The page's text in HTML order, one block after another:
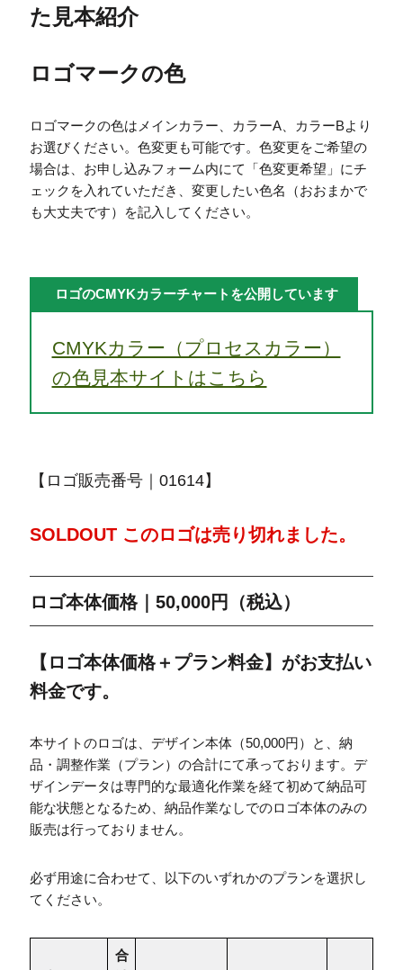
た見本紹介
ロゴマークの色
ロゴマークの色はメインカラー、カラーA、カラーBより
お選びください。色変更も可能です。色変更をご希望の
場合は、お申し込みフォーム内にて「色変更希望」にチ
ェックを入れていただき、変更したい色名（おおまかで
も大丈夫です）を記入してください。
ロゴのCMYKカラーチャートを公開しています
CMYKカラー（プロセスカラー）
の色見本サイトはこちら
【ロゴ販売番号｜01614】
SOLDOUT このロゴは売り切れました。
ロゴ本体価格｜50,000円（税込）
【ロゴ本体価格＋プラン料金】がお支払い
料金です。
本サイトのロゴは、デザイン本体（50,000円）と、納
品・調整作業（プラン）の合計にて承っております。デ
ザインデータは専門的な最適化作業を経て初めて納品可
能な状態となるため、納品作業なしでのロゴ本体のみの
販売は行っておりません。
必ず用途に合わせて、以下のいずれかのプランを選択し
てください。
合